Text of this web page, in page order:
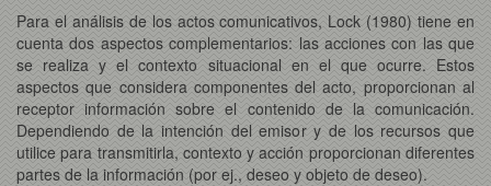
Para el análisis de los actos comunicativos, Lock (1980) tiene en
cuenta dos aspectos complementarios: las acciones con las que
se realiza y el contexto situacional en el que ocurre. Estos
aspectos que considera componentes del acto, proporcionan al
receptor información sobre el contenido de la comunicación.
Dependiendo de la intención del emisor y de los recursos que
utilice para transmitirla, contexto y acción proporcionan diferentes
partes de la información (por ej., deseo y objeto de deseo).